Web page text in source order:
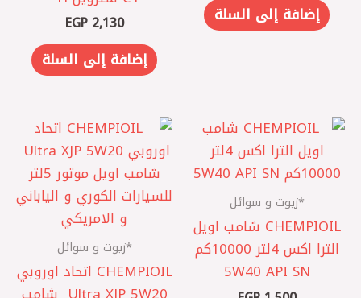
إضافة إلى السلة EGP2,130
إضافة إلى السلة
*زيوت و سوائل
CHEMPIOIL شامب اويل
الترا اكس 4لتر 10000كم
5W40 API SN
*زيوت و سوائل
CHEMPIOIL اتحاد اوروبي